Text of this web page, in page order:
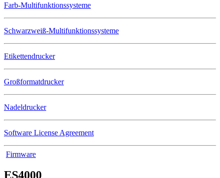
Farb-Multifunktionssysteme
Schwarzweiß-Multifunktionssysteme
Etikettendrucker
Großformatdrucker
Nadeldrucker
Software License Agreement
Firmware
ES4000